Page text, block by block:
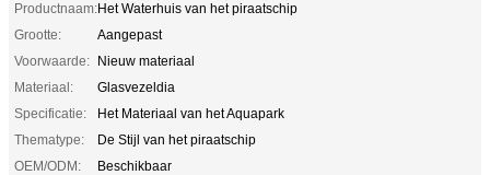
Productnaam:Het Waterhuis van het piraatschip
Grootte:
Aangepast
Voorwaarde: Nieuw materiaal
Materiaal:
Glasvezeldia
Specificatie:
Het Materiaal van het Aquapark
Thematype:
De Stijl van het piraatschip
OEM/ODM:
Beschikbaar